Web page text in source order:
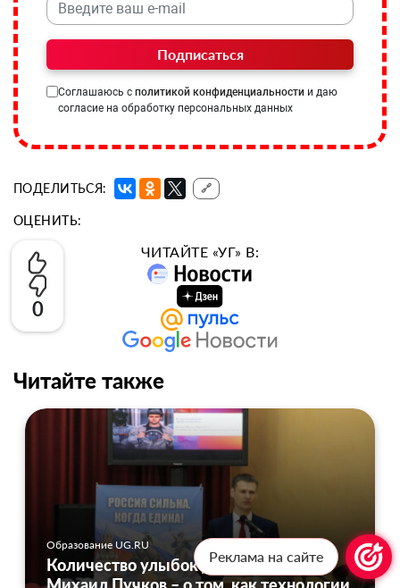
0
Подписаться
Соглашаюсь с политикой конфиденциальности и даю
согласие на обработку персональных данных
ПОДЕЛИТЬСЯ: 🔗
ОЦЕНИТЬ:
ЧИТАЙТЕ «УГ» В:
Читайте также
Образование UG.RU
Количество улыбок должно расти:
Реклама на сайте